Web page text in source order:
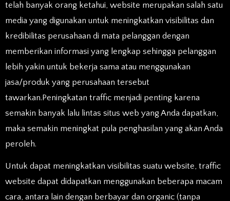
telah banyak orang ketahui, website merupakan salah satu
media yang digunakan untuk meningkatkan visibilitas dan
kredibilitas perusahaan di mata pelanggan dengan
memberikan informasi yang lengkap sehingga pelanggan
lebih yakin untuk bekerja sama atau menggunakan
jasa/produk yang perusahaan tersebut
tawarkan.Peningkatan traffic menjadi penting karena
semakin banyak lalu lintas situs web yang Anda dapatkan,
maka semakin meningkat pula penghasilan yang akan Anda
peroleh.
Untuk dapat meningkatkan visibilitas suatu website, traffic
website dapat didapatkan menggunakan beberapa macam
cara, antara lain dengan berbayar dan organic (tanpa